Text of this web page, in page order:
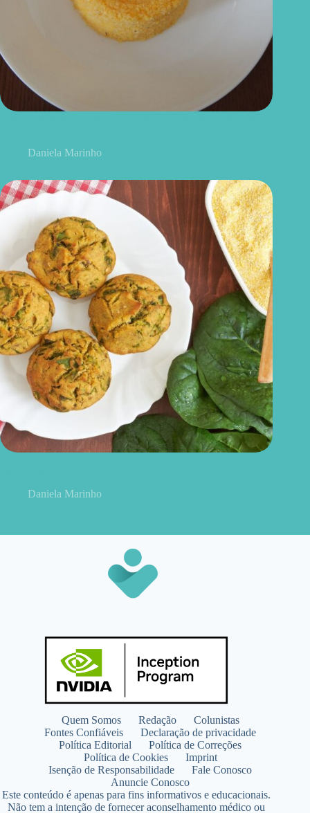
Daniela Marinho
Daniela Marinho
Quem Somos Redação
Colunistas
Fontes Confiáveis
Declaração de privacidade
Política Editorial
Política de Correções
Política de Cookies
Imprint
Isenção de Responsabilidade
Fale Conosco
Anuncie Conosco
Este conteúdo é apenas para fins informativos e educacionais.
Não tem a intenção de fornecer aconselhamento médico ou